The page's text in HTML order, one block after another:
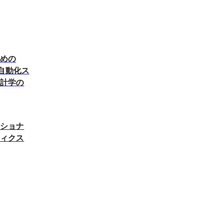
の
動化ス
学の
ョナ
クス